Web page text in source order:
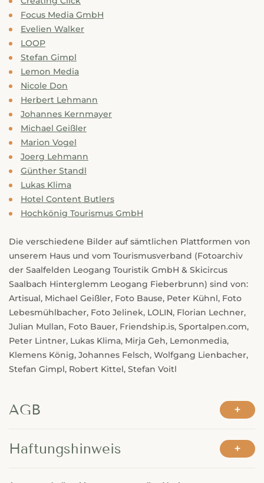
---
---
Focus Media GmbH
Evelien Walker
LOOP
Stefan Gimpl
Lemon Media
Nicole Don
Herbert Lehmann
Johannes Kernmayer
Michael Geißler
Marion Vogel
Joerg Lehmann
Günther Standl
Lukas Klima
Hotel Content Butlers
Hochkönig Tourismus GmbH
Die verschiedene Bilder auf sämtlichen Plattformen von
unserem Haus und vom Tourismusverband (Fotoarchiv
der Saalfelden Leogang Touristik GmbH & Skicircus
Saalbach Hinterglemm Leogang Fieberbrunn) sind von:
Artisual, Michael Geißler, Foto Bause, Peter Kühnl, Foto
Lebesmühlbacher, Foto Jelinek, LOLIN, Florian Lechner,
Julian Mullan, Foto Bauer, Friendship.is, Sportalpen.com,
Peter Lintner, Lukas Klima, Mirja Geh, Lemonmedia,
Klemens König, Johannes Felsch, Wolfgang Lienbacher,
Stefan Gimpl, Robert Kittel, Stefan Voitl
AGB
Haftungshinweis